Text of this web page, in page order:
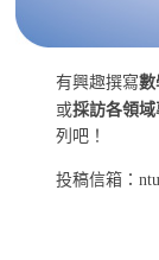
有興趣撰寫數
或採訪各領域
列吧！
投稿信箱：